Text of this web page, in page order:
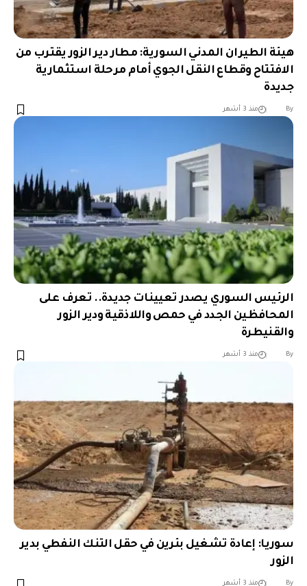
هيئة الطيران المدني السورية: مطار دير الزور يقترب من
الافتتاح وقطاع النقل الجوي أمام مرحلة استثمارية
جديدة
By منذ 3 أشهر
الرئيس السوري يصدر تعيينات جديدة.. تعرف على
المحافظين الجدد في حمص واللاذقية ودير الزور
والقنيطرة
By منذ 3 أشهر
سوريا: إعادة تشغيل بئرين في حقل التنك النفطي بدير
الزور
By منذ 3 أشهر